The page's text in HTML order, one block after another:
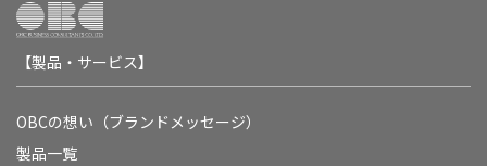
【製品・サービス】
OBCの想い（ブランドメッセージ）
製品一覧